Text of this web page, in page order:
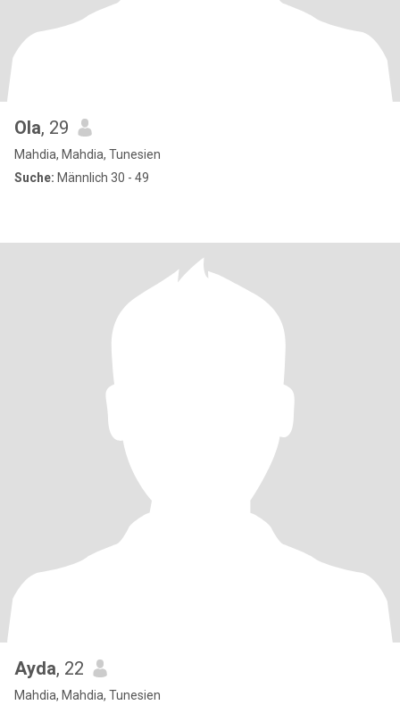
Ola, 29
Mahdia, Mahdia, Tunesien
Suche: Männlich 30 - 49
Ayda, 22
Mahdia, Mahdia, Tunesien